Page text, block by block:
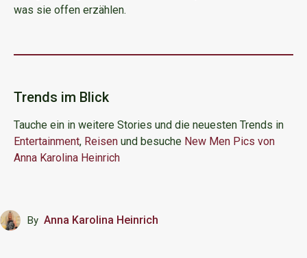
was sie offen erzählen.
Trends im Blick
Tauche ein in weitere Stories und die neuesten Trends in
Entertainment, Reisen und besuche New Men Pics von
Anna Karolina Heinrich
By Anna Karolina Heinrich